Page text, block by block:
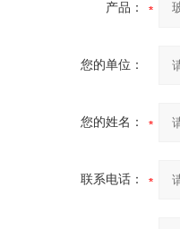
产品：
您的单位：
您的姓名：
联系电话：